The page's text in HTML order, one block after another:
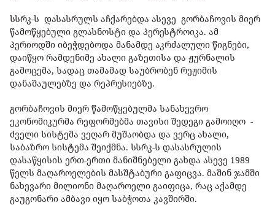
სსრკ-ს დასასრულს აჩქარებდა ასევე გორბაჩოვის მიერ
წამოწყებული გლასნოსტი და პერესტროიკა. ამ
პერიოდში იბეჭდებოდა მანამდე აკრძალული წიგნები,
დაიწყო რამდენიმე ახალი გაზეთისა და ჟურნალის
გამოცემა, სადაც თამამად საუბრობენ რეჟიმის
დანაშაულებზე და რეპრესიებზე.
გორბაჩოვის მიერ წამოწყებულმა სანახევრო
ეკონომიკურმა რეფორმებმა თავისი შედეგი გამოიღო -
ძველი სისტემა ვეღარ მუშაობდა და ვერც ახალი,
საბაზრო სისტემა შეიქმნა. სსრკ-ს დასასრულის
დასაწყისის ერთ-ერთი მანიშნებელი გახდა ასევე 1989
წელს მაღაროელების მასშტაბური გაფიცვა. მაშინ ჯამში
ნახევარი მილიონი მაღაროელი გაიფიცა, რაც აქამდე
გაუგონარი ამბავი იყო საბჭოთა კავშირში.